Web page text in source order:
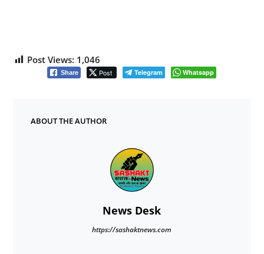
Post Views: 1,046
Share Post Telegram Whatsapp
ABOUT THE AUTHOR
News Desk
https://sashaktnews.com